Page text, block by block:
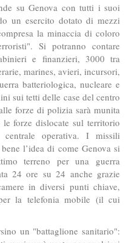
su Genova con tutti i suoi
un esercito dotato di mezzi
la minaccia di coloro
Si potranno contare
e finanzieri, 3000 tra
marines, avieri, incursori,
batteriologica, nucleare e
sui tetti delle case del centro
forze di polizia sarà munita
forze dislocate sul territorio
centrale operativa. I missili
l’idea di come Genova si
terreno per una guerra
24 ore su 24 anche grazie
in diversi punti chiave,
la telefonia mobile (il cui
un "battaglione sanitario":